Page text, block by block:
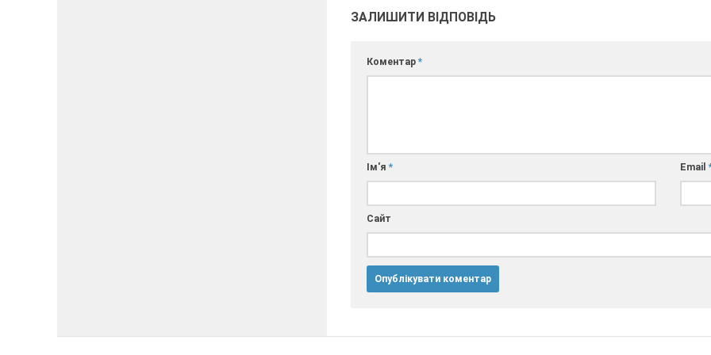
ЗАЛИШИТИ ВІДПОВІДЬ
Коментар*
Ім'я* Email
Сайт